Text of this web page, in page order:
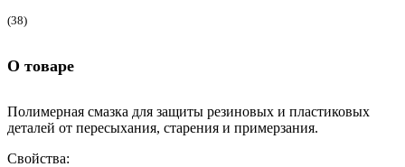
(38)
О товаре
Полимерная смазка для защиты резиновых и пластиковых
деталей от пересыхания, старения и примерзания.
Свойства: